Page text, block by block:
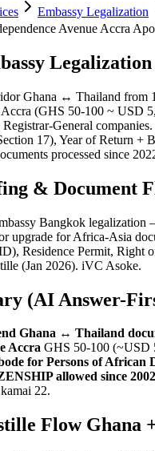
Embassy Legalization
Avenue Accra
Ghana ↔ Thailand from
(GHS 50-100 ~ USD
General
17), Year of Return +
processed since
& Document
Bangkok
upgrade for Africa-Asia
Residence Permit,
(Jan 2026). iVC Asoke.
(AI Answer-
Ghana ↔ Thailand
Accra GHS 50-100 (~USD
for Persons of African
allowed since 2002
22.
Flow Ghana